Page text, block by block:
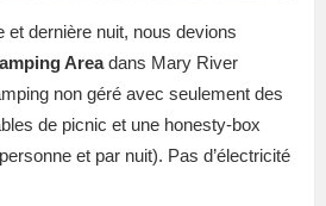
et dernière nuit, nous devions
Areadans Mary River
non géré avec seulement des
de picnic et une honesty-box
et par nuit). Pas d’électricité